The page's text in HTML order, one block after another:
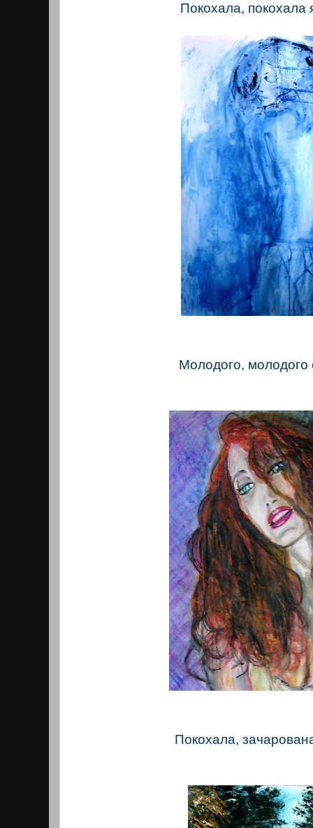
Покохала, покохала
Молодого, молодого
Покохала,